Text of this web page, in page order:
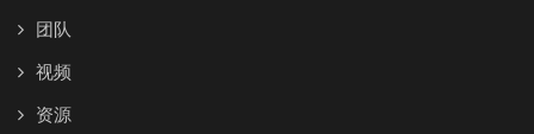
团队
视频
资源